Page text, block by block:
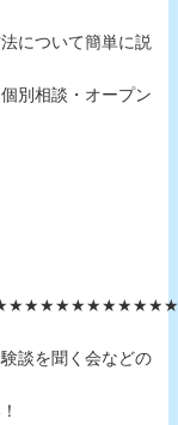
について簡単に説
別相談・オープン
談を聞く会などの